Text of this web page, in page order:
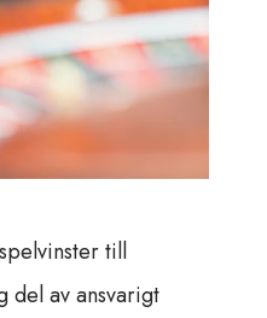
till
del av ansvarigt